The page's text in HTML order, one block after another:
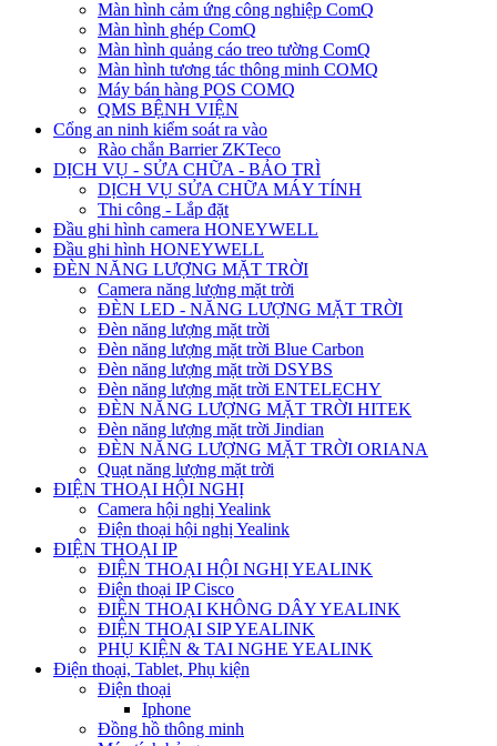
Màn hình cảm ứng công nghiệp ComQ
Màn hình ghép ComQ
Màn hình quảng cáo treo tường ComQ
Màn hình tương tác thông minh COMQ
Máy bán hàng POS COMQ
QMS BỆNH VIỆN
Cổng an ninh kiểm soát ra vào
Rào chắn Barrier ZKTeco
DỊCH VỤ - SỬA CHỮA - BẢO TRÌ
DỊCH VỤ SỬA CHỮA MÁY TÍNH
Thi công - Lắp đặt
Đầu ghi hình camera HONEYWELL
Đầu ghi hình HONEYWELL
ĐÈN NĂNG LƯỢNG MẶT TRỜI
Camera năng lượng mặt trời
ĐÈN LED - NĂNG LƯỢNG MẶT TRỜI
Đèn năng lượng mặt trời
Đèn năng lượng mặt trời Blue Carbon
Đèn năng lượng mặt trời DSYBS
Đèn năng lượng mặt trời ENTELECHY
ĐÈN NĂNG LƯỢNG MẶT TRỜI HITEK
Đèn năng lượng mặt trời Jindian
ĐÈN NĂNG LƯỢNG MẶT TRỜI ORIANA
Quạt năng lượng mặt trời
ĐIỆN THOẠI HỘI NGHỊ
Camera hội nghị Yealink
Điện thoại hội nghị Yealink
ĐIỆN THOẠI IP
ĐIỆN THOẠI HỘI NGHỊ YEALINK
Điện thoại IP Cisco
ĐIỆN THOẠI KHÔNG DÂY YEALINK
ĐIỆN THOẠI SIP YEALINK
PHỤ KIỆN & TAI NGHE YEALINK
Điện thoại, Tablet, Phụ kiện
Điện thoại
Iphone
Đồng hồ thông minh